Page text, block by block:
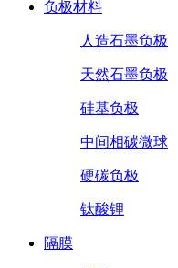
负极材料
人造石墨负极
天然石墨负极
硅基负极
中间相碳微球
硬碳负极
钛酸锂
隔膜